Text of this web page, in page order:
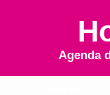
Agenda